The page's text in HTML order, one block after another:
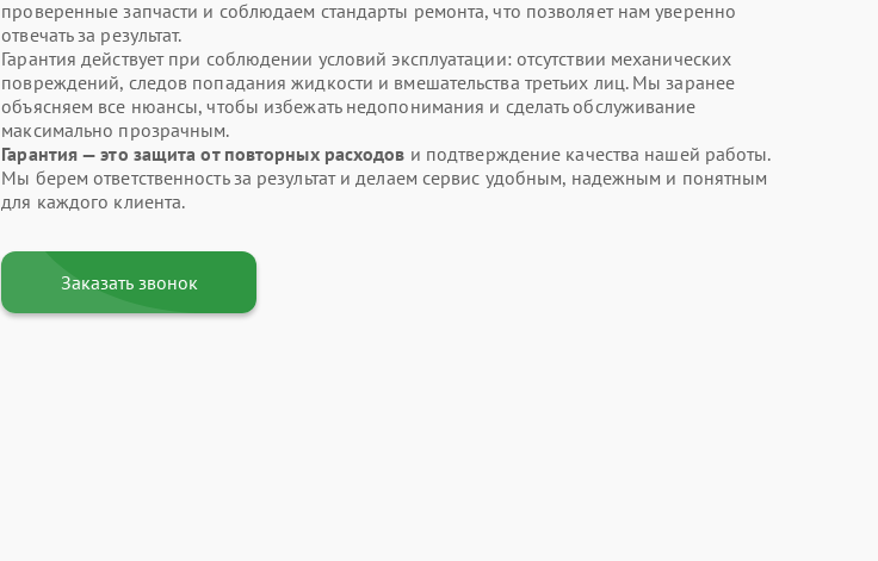
проверенные запчасти и соблюдаем стандарты ремонта, что позволяет нам уверенно
отвечать за результат.
Гарантия действует при соблюдении условий эксплуатации: отсутствии механических
повреждений, следов попадания жидкости и вмешательства третьих лиц. Мы заранее
объясняем все нюансы, чтобы избежать недопонимания и сделать обслуживание
максимально прозрачным.
Гарантия — это защита от повторных расходов и подтверждение качества нашей работы.
Мы берем ответственность за результат и делаем сервис удобным, надежным и понятным
для каждого клиента.
Заказать звонок